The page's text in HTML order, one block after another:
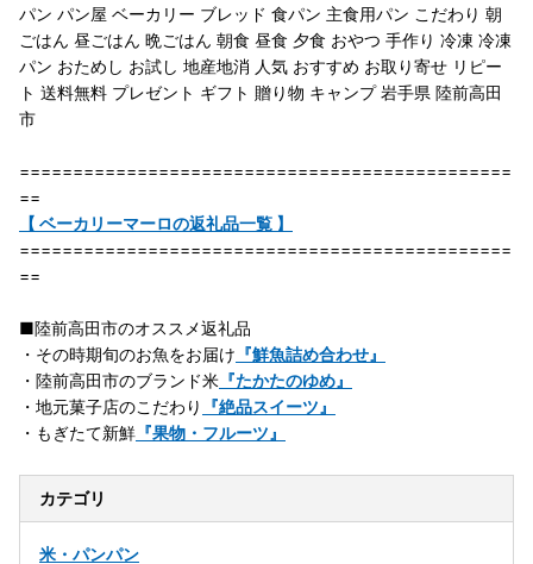
パン パン屋 ベーカリー ブレッド 食パン 主食用パン こだわり 朝
ごはん 昼ごはん 晩ごはん 朝食 昼食 夕食 おやつ 手作り 冷凍 冷凍
パン おためし お試し 地産地消 人気 おすすめ お取り寄せ リピー
ト 送料無料 プレゼント ギフト 贈り物 キャンプ 岩手県 陸前高田
市
==============================================
==
【 ベーカリーマーロの返礼品一覧 】
==============================================
==
■陸前高田市のオススメ返礼品
・その時期旬のお魚をお届け 『鮮魚詰め合わせ』
・陸前高田市のブランド米 『たかたのゆめ』
・地元菓子店のこだわり
『絶品スイーツ』
・もぎたて新鮮 『果物・フルーツ』
カテゴリ
米・パンパン